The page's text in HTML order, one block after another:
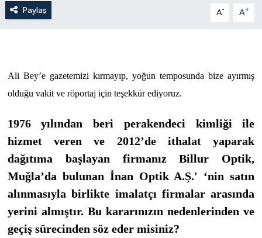
Paylaş A- A+
Ali Bey’e gazetemizi kırmayıp, yoğun temposunda bize ayırmış
olduğu vakit ve röportaj için teşekkür ediyoruz.
1976 yılından beri perakendeci kimliği ile
hizmet veren ve 2012’de ithalat yaparak
dağıtıma başlayan firmanız Billur Optik,
Muğla’da bulunan İnan Optik A.Ş.' ‘nin satın
alınmasıyla birlikte imalatçı firmalar arasında
yerini almıştır. Bu kararınızın nedenlerinden ve
geçiş sürecinden söz eder misiniz?